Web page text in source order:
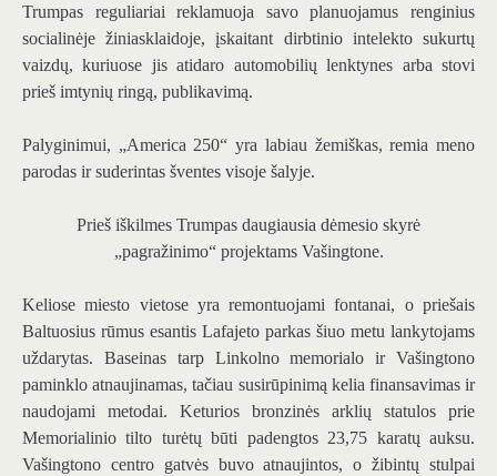
Trumpas reguliariai reklamuoja savo planuojamus renginius
socialinėje žiniasklaidoje, įskaitant dirbtinio intelekto sukurtų
vaizdų, kuriuose jis atidaro automobilių lenktynes ​​arba stovi
prieš imtynių ringą, publikavimą.
Palyginimui, „America 250“ yra labiau žemiškas, remia meno
parodas ir suderintas šventes visoje šalyje.
Prieš iškilmes Trumpas daugiausia dėmesio skyrė
„pagražinimo“ projektams Vašingtone.
Keliose miesto vietose yra remontuojami fontanai, o priešais
Baltuosius rūmus esantis Lafajeto parkas šiuo metu lankytojams
uždarytas. Baseinas tarp Linkolno memorialo ir Vašingtono
paminklo atnaujinamas, tačiau susirūpinimą kelia finansavimas ir
naudojami metodai. Keturios bronzinės arklių statulos prie
Memorialinio tilto turėtų būti padengtos 23,75 karatų auksu.
Vašingtono centro gatvės buvo atnaujintos, o žibintų stulpai